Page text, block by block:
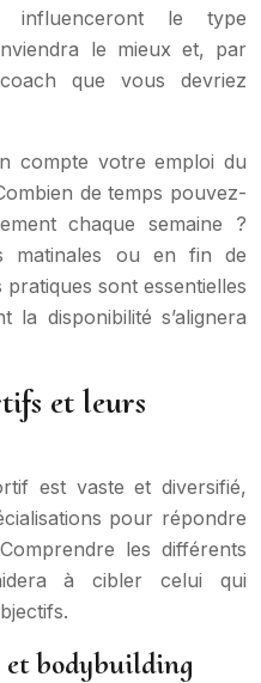
influenceront le type
le mieux et, par
que vous devriez
compte votre emploi du
de temps pouvez-
chaque semaine ?
matinales ou en fin de
sont essentielles
disponibilité s’alignera
et leurs
est vaste et diversifié,
pour répondre
les différents
à cibler celui qui
et bodybuilding